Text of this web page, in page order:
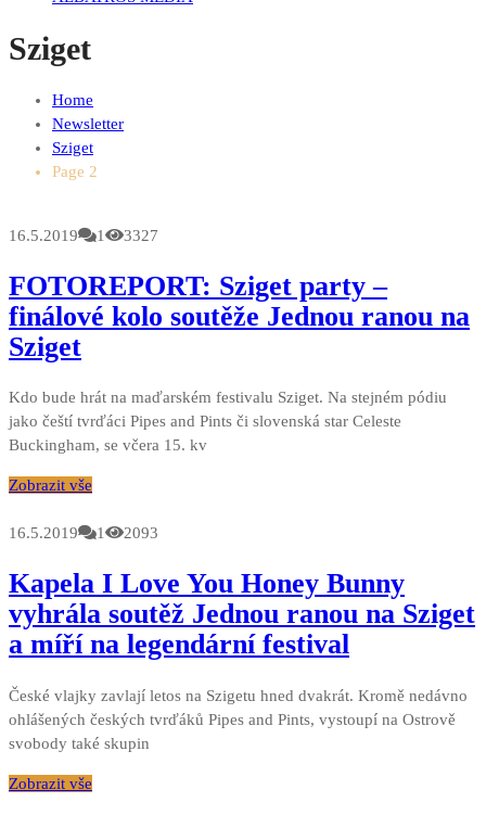
Sziget
Home
Newsletter
Sziget
Page 2
16.5.2019 1 3327
FOTOREPORT: Sziget party –
finálové kolo soutěže Jednou ranou na
Sziget
Kdo bude hrát na maďarském festivalu Sziget. Na stejném pódiu
jako čeští tvrďáci Pipes and Pints či slovenská star Celeste
Buckingham, se včera 15. kv
Zobrazit vše
16.5.2019 1 2093
Kapela I Love You Honey Bunny
vyhrála soutěž Jednou ranou na Sziget
a míří na legendární festival
České vlajky zavlají letos na Szigetu hned dvakrát. Kromě nedávno
ohlášených českých tvrďáků Pipes and Pints, vystoupí na Ostrově
svobody také skupin
Zobrazit vše